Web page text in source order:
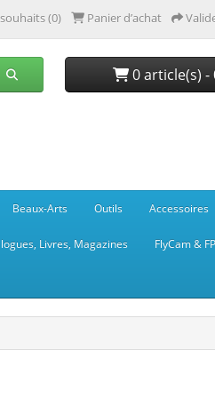
(0) Panier d’achat
0 article(s) -
Beaux-Arts Outils Accessoires
Livres, Magazines FlyCam &